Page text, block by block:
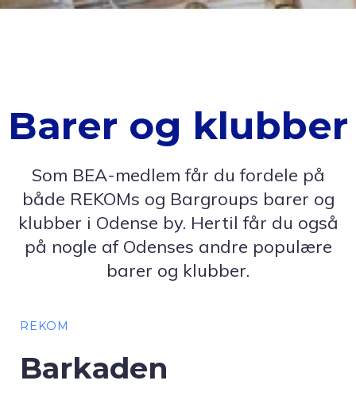
Barer og klubber
Som BEA-medlem får du fordele på
både REKOMs og Bargroups barer og
klubber i Odense by. Hertil får du også
på nogle af Odenses andre populære
barer og klubber.
REKOM
Barkaden